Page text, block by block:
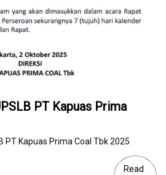
PT Kapuas Prima
PT Kapuas Prima Coal Tbk 2025
Read